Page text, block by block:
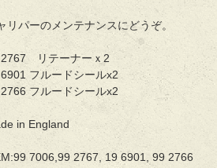
リパーのメンテナンスにどうぞ。
リテーナーｘ2
フルードシールx2
フルードシールx2
in England
7006,99 2767, 19 6901, 99 2766